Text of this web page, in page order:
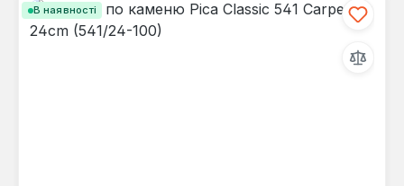
В наявності